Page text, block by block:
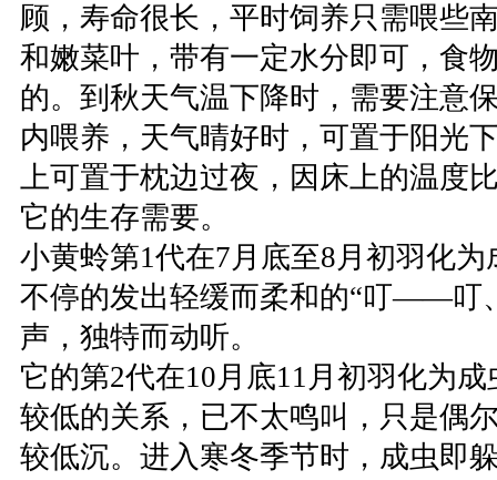
顾，寿命很长，平时饲养只需喂些
和嫩菜叶，带有一定水分即可，食
的。到秋天气温下降时，需要注意
内喂养，天气晴好时，可置于阳光
上可置于枕边过夜，因床上的温度
它的生存需要。
小黄蛉第1代在7月底至8月初羽化
不停的发出轻缓而柔和的“叮——叮
声，独特而动听。
它的第2代在10月底11月初羽化为
较低的关系，已不太鸣叫，只是偶
较低沉。进入寒冬季节时，成虫即